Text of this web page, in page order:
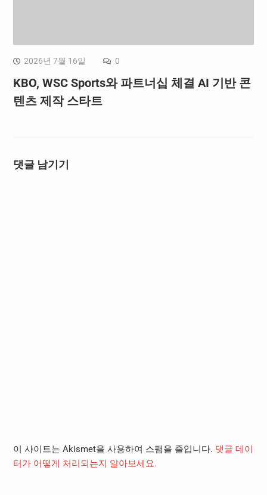
2026년 7월 16일 0
KBO, WSC Sports와 파트너십 체결 AI 기반 콘
텐츠 제작 스타트
댓글 남기기
이 사이트는 Akismet을 사용하여 스팸을 줄입니다. 댓글 데이
터가 어떻게 처리되는지 알아보세요.